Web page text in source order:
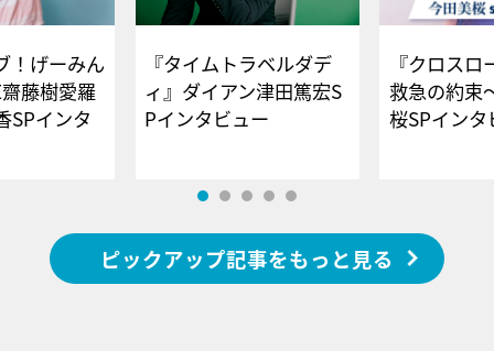
！げーみん
藤樹愛羅
SPインタ
『タイムトラベルダデ
ィ』ダイアン津田篤宏S
Pインタビュー
『クロス
救急の約束
桜SPイ
ピックアップ記事をもっと見る